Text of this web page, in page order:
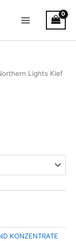
Menu
Lights Kief
KONZENTRATE